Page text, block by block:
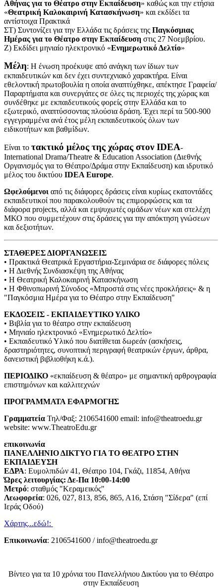
Αθήνας για το Θέατρο στην Εκπαίδευση» καθώς και την ετήσια
«Θεατρική Καλοκαιρινή Κατασκήνωση» και εκδίδει τα
αντίστοιχα Πρακτικά
ΣΤ) Συντονίζει για την Ελλάδα τις δράσεις της Παγκόσμιας
Ημέρας για το Θέατρο στην Εκπαίδευση στις 27 Νοεμβρίου.
Ζ) Εκδίδει μηνιαίο ηλεκτρονικό «Ενημερωτικό Δελτίο»
Μέλη: Η ένωση προέκυψε από ανάγκη των ίδιων των
εκπαιδευτικών και δεν έχει συντεχνιακό χαρακτήρα. Είναι
εθελοντική πρωτοβουλία η οποία αναπτύχθηκε, απέκτησε Γραφεία/
Παραρτήματα και συνεργάτες σε όλες τις περιοχές της χώρας και
συνδέθηκε με εκπαιδευτικούς φορείς στην Ελλάδα και το
εξωτερικό, αναπτύσσοντας πλούσια δράση. Έχει περί τα 500-900
εγγεγραμμένα ανά έτος μέλη εκπαιδευτικούς όλων των
ειδικοτήτων και βαθμίδων.
Είναι το τακτικό μέλος της χώρας στον IDEA-
International Drama/Theatre & Education Association (Διεθνής
Οργανισμός για το Θέατρο/Δράμα στην Εκπαίδευση) και ιδρυτικό
μέλος του δικτύου IDEA Europe.
Ωφελούμενοι από τις διάφορες δράσεις είναι κυρίως εκατοντάδες
εκπαιδευτικοί που παρακολουθούν τις επιμορφώσεις και τα
διάφορα projects, αλλά και εμψυχωτές ομάδων νέων και στελέχη
ΜΚΟ που συμμετέχουν στις δράσεις για την απόκτηση γνώσεων
και δεξιοτήτων.
ΣΤΑΘΕΡΕΣ ΔΙΟΡΓΑΝΩΣΕΙΣ
• Πρακτικά Θεατρικά Εργαστήρια-Σεμινάρια σε διάφορες πόλεις
• Η Διεθνής Συνδιασκέψη της Αθήνας
• Η Θεατρική Καλοκαιρινή Κατασκήνωση
• Η Φθινοπωρινή Σύνοδος «Μπροστά στις νέες προκλήσεις» & η
"Παγκόσμια Ημέρα για το Θέατρο στην Εκπαίδευση"
ΕΚΔΟΣΕΙΣ - ΕΚΠΑΙΔΕΥΤΙΚΟ ΥΛΙΚΟ
• Βιβλία για το θέατρο στην εκπαίδευση
• Μηνιαίο ηλεκτρονικό «Ενημερωτικό Δελτίο»
• Εκπαιδευτικό Υλικό που διατίθεται δωρεάν (ασκήσεις,
δραστηριότητες, συνοπτική περιγραφή θεατρικών έργων, άρθρα,
δανειστική βιβλιοθήκη κ.ά.).
ΠΕΡΙΟΔΙΚΟ «εκπαίδευση & θέατρο» με σημαντική αρθρογραφία
επιστημόνων και καλλιτεχνών
ΠΡΟΓΡΑΜΜΑΤΑ ΕΦΑΡΜΟΓΗΣ
Γραμματεία Τηλ/Φαξ: 2106541600 email: info@theatroedu.gr
website: www.TheatroEdu.gr
επικοινωνία
ΠΑΝΕΛΛΗΝΙΟ ΔΙΚΤΥΟ ΓΙΑ ΤΟ ΘΕΑΤΡΟ ΣΤΗΝ
ΕΚΠΑΙΔΕΥΣΗ
ΕΔΡΑ: Ευμολπιδών 41, Θέατρο 104, Γκάζι, 11854, Αθήνα
Ώρες λειτουργίας: Δε-Πα 10:00-14:00
Μετρό: σταθμός "Κεραμεικός"
Λεωφορεία: 026, 027, 813, 856, 865, Α16, Στάση "Σίδερα" (επί
Ιεράς Οδού)
Χάρτης...εδώ!:
Επικοινωνία: 2106541600 / info@theatroedu.gr
Βίντεο για τα 10 χρόνια του Πανελλήνιου Δικτύου για το Θέατρο
στην Εκπαίδευση